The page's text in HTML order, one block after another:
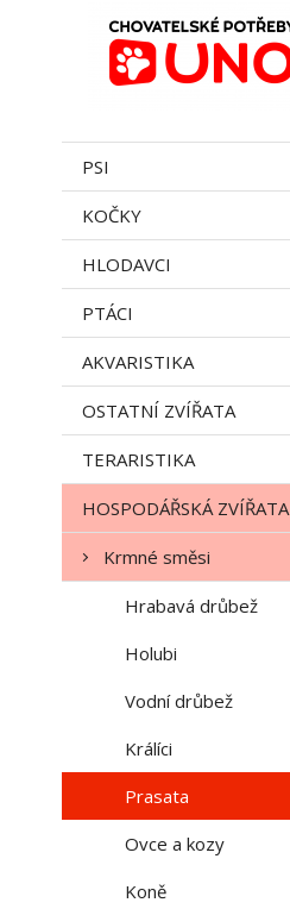
PSI
KOČKY
HLODAVCI
PTÁCI
AKVARISTIKA
OSTATNÍ ZVÍŘATA
TERARISTIKA
HOSPODÁŘSKÁ ZVÍŘATA
Krmné směsi
Hrabavá drůbež
Holubi
Vodní drůbež
Králíci
Prasata
Ovce a kozy
Koně